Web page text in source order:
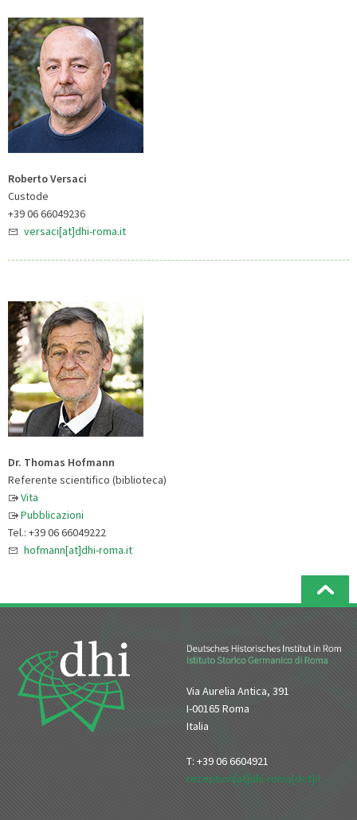
Roberto Versaci
Custode
+39 06 66049236
versaci[at]dhi-roma.it
Dr. Thomas Hofmann
Referente scientifico (biblioteca)
Vita
Pubblicazioni
Tel.: +39 06 66049222
hofmann[at]dhi-roma.it
Via Aurelia Antica, 391
I-00165 Roma
Italia
T: +39 06 6604921
reception[at]dhi-roma[dot]it